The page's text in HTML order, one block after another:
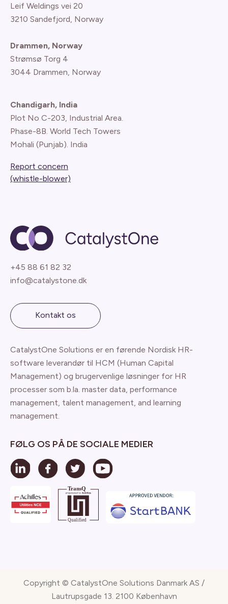
Leif Weldings vei 20
3210 Sandefjord, Norway
Drammen, Norway
Strømsø Torg 4
3044 Drammen, Norway
Chandigarh, India
Plot No C-203, Industrial Area.
Phase-8B. World Tech Towers
Mohali (Punjab). India
Report concern
(whistle-blower)
+45 88 61 82 32
info@catalystone.dk
Kontakt os
CatalystOne Solutions er en førende Nordisk HR-
software leverandør til HCM (Human Capital
Management) og brugervenlige løsninger for HR
processer som b.la. master data, performance
management, talent management, and learning
management.
FØLG OS PÅ DE SOCIALE MEDIER
Copyright © CatalystOne Solutions Danmark AS /
Lautrupsgade 13. 2100 København